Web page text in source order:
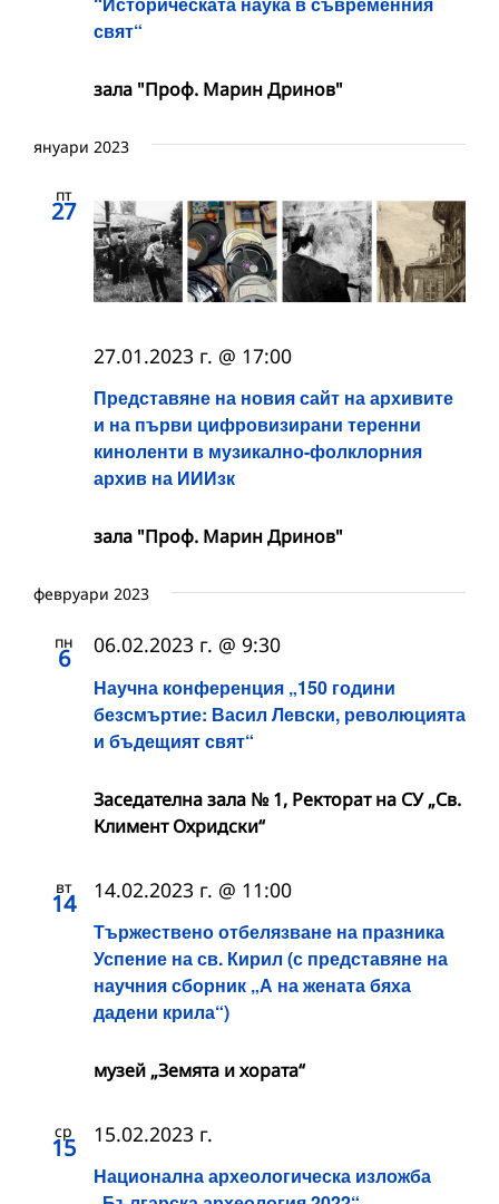
свят“
зала "Проф. Марин Дринов"
януари 2023
пт
27
Представяне на новия сайт на архивите
и на първи цифровизирани теренни
киноленти в музикално-фолклорния
архив на ИИИзк
27.01.2023 г. @ 17:00
зала "Проф. Марин Дринов"
февруари 2023
пн
6
Научна конференция „150 години
безсмъртие: Васил Левски, революцията
и бъдещият свят“
06.02.2023 г. @ 9:30
Заседателна зала № 1, Ректорат на СУ „Св.
Климент Охридски“
вт
14
Тържествено отбелязване на празника
Успение на св. Кирил (с представяне на
научния сборник „А на жената бяха
дадени крила“)
14.02.2023 г. @ 11:00
музей „Земята и хората“
ср
15
Национална археологическа изложба
15.02.2023 г.